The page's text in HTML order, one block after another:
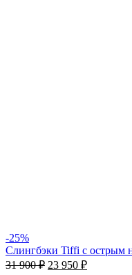
-25%
Слингбэки Tiffi с острым
31 900₽ 23 950 ₽